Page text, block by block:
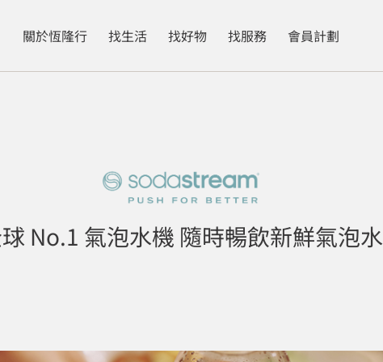
關於恆隆行 找生活 找好物 找服務 會員計劃
No.1 氣泡水機 隨時暢飲新鮮氣泡水